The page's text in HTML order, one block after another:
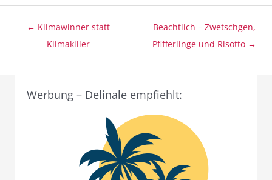
Beitragsnavigation
← Klimawinner statt
Klimakiller
Beachtlich – Zwetschgen,
Pfifferlinge und Risotto →
Werbung – Delinale empfiehlt: